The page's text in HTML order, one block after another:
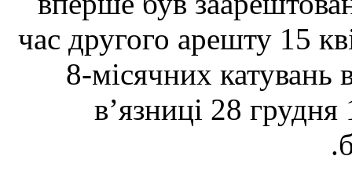
час другого арешту 15
8-місячних катувань
в’язниці 28